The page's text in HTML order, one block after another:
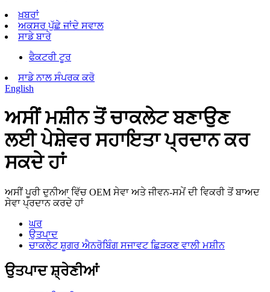
ਖ਼ਬਰਾਂ
ਅਕਸਰ ਪੁੱਛੇ ਜਾਂਦੇ ਸਵਾਲ
ਸਾਡੇ ਬਾਰੇ
ਫੈਕਟਰੀ ਟੂਰ
ਸਾਡੇ ਨਾਲ ਸੰਪਰਕ ਕਰੋ
English
ਅਸੀਂ ਮਸ਼ੀਨ ਤੋਂ ਚਾਕਲੇਟ ਬਣਾਉਣ
ਲਈ ਪੇਸ਼ੇਵਰ ਸਹਾਇਤਾ ਪ੍ਰਦਾਨ ਕਰ
ਸਕਦੇ ਹਾਂ
ਅਸੀਂ ਪੂਰੀ ਦੁਨੀਆ ਵਿੱਚ OEM ਸੇਵਾ ਅਤੇ ਜੀਵਨ-ਸਮੇਂ ਦੀ ਵਿਕਰੀ ਤੋਂ ਬਾਅਦ
ਸੇਵਾ ਪ੍ਰਦਾਨ ਕਰਦੇ ਹਾਂ
ਘਰ
ਉਤਪਾਦ
ਚਾਕਲੇਟ ਸ਼ੂਗਰ ਐਨਰੋਬਿੰਗ ਸਜਾਵਟ ਛਿੜਕਣ ਵਾਲੀ ਮਸ਼ੀਨ
ਉਤਪਾਦ ਸ਼੍ਰੇਣੀਆਂ